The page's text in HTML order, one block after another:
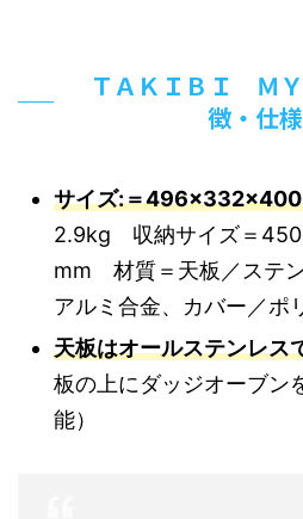
ＴＡＫＩＢＩ Ｍ
徴・仕様
サイズ:＝
2.9kg 収納サイズ＝
mm 材質＝天板／ステ
アルミ合金、カバー／ポ
天板はオールステンレス
板の上にダッジオーブン
能）